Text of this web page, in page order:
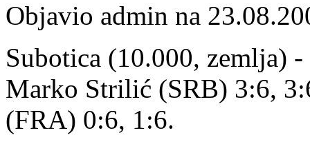
Objavio admin na
Subotica (10.000, zemlja)
Marko Strilić (SRB) 3:6,
(FRA) 0:6, 1:6.